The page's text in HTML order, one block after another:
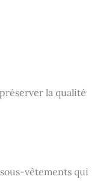
la qualité
vêtements qui